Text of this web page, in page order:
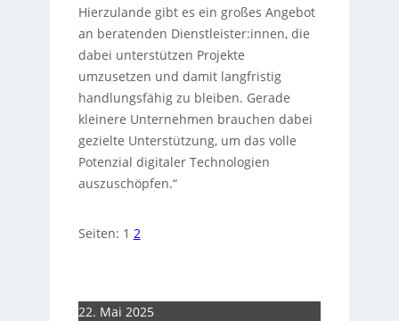
Hierzulande gibt es ein großes Angebot
an beratenden Dienstleister:innen, die
dabei unterstützen Projekte
umzusetzen und damit langfristig
handlungsfähig zu bleiben. Gerade
kleinere Unternehmen brauchen dabei
gezielte Unterstützung, um das volle
Potenzial digitaler Technologien
auszuschöpfen.“
Seiten: 1 2
22. Mai 2025